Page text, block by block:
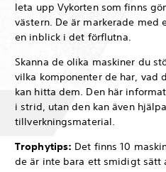
leta upp Vykorten som finns
västern. De är markerade med
en inblick i det förflutna.
Skanna de olika maskiner du
vilka komponenter de har, vad
kan hitta dem. Den här
i strid, utan den kan även
tillverkningsmaterial.
Trophytips: Det finns 10
de är inte bara ett smidigt sätt